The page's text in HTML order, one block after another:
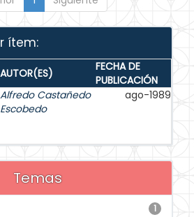
ítem:
AUTOR(ES)
FECHA DE
PUBLICACIÓN
Alfredo Castañedo
Escobedo
ago-1989
Temas
1